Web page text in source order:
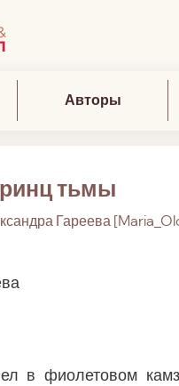
Авторы
тьмы
Гареева
в фиолетовом